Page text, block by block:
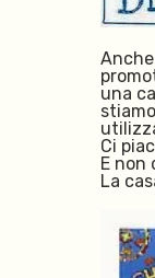
una
Ci
E non
La